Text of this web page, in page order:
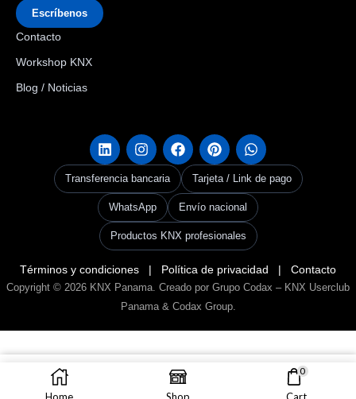
AÑADIR AL CARRITO
0
Escríbenos
Contacto
Workshop KNX
Blog / Noticias
Transferencia bancaria Tarjeta / Link de pago
WhatsApp Envío nacional
Productos KNX profesionales
Términos y condiciones | Política de privacidad | Contacto
Copyright © 2026 KNX Panama . Creado por Grupo Codax – KNX Userclub
Panama & Codax Group.